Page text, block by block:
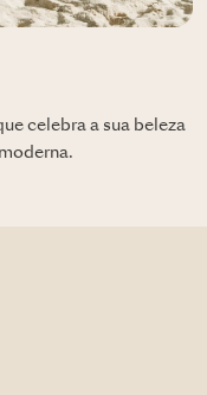
celebra a sua beleza